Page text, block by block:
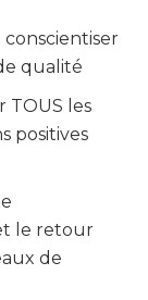
qualité
TOUS les
positives
le retour
de